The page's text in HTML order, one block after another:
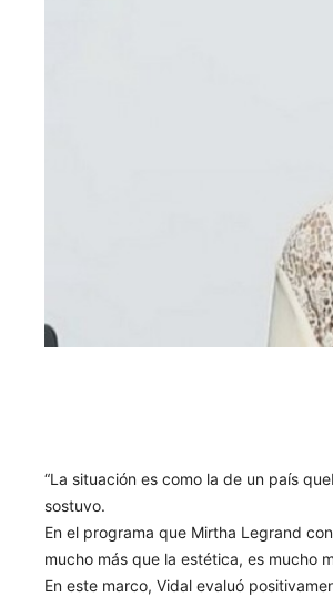
“La situación es como la de un país
sostuvo.
En el programa que Mirtha Legrand
mucho más que la estética, es mucho
En este marco, Vidal evaluó